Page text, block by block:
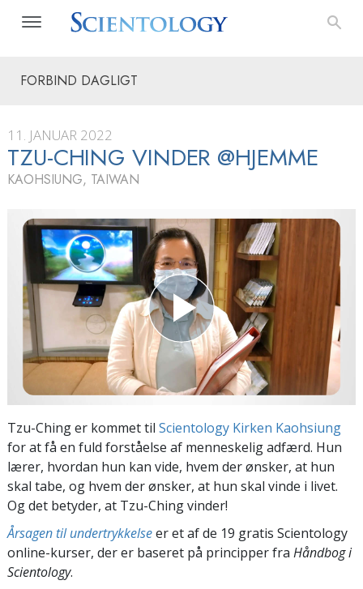
FORBIND DAGLIGT
11. JANUAR 2022
TZU-CHING VINDER @HJEMME
KAOHSIUNG, TAIWAN
Tzu-Ching er kommet til Scientology Kirken Kaohsiung
for at få en fuld forståelse af menneskelig adfærd. Hun
lærer, hvordan hun kan vide, hvem der ønsker, at hun
skal tabe, og hvem der ønsker, at hun skal vinde i livet.
Og det betyder, at Tzu-Ching vinder!
Årsagen til undertrykkelseer et af de 19 gratis Scientology
online-kurser, der er baseret på principper fra Håndbog i
Scientology.